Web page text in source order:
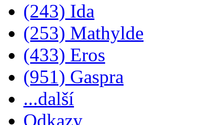
(243) Ida
(253) Mathylde
(433) Eros
(951) Gaspra
...další
Odkazy